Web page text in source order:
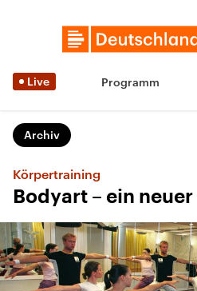
Live Programm
Archiv
Körpertraining
Bodyart – ein